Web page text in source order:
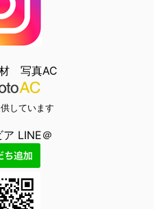
写真AC
しています
ア LINE＠